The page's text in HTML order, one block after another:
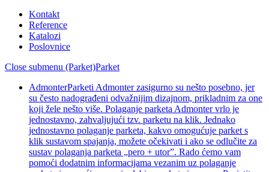
Kontakt
Reference
Katalozi
Poslovnice
Close submenu (Parket)Parket
AdmonterParketi Admonter zasigurno su nešto posebno, jer
su često nadograđeni odvažnijim dizajnom, prikladnim za one
koji žele nešto više. Polaganje parketa Admonter vrlo je
jednostavno, zahvaljujući tzv. parketu na klik. Jednako
jednostavno polaganje parketa, kakvo omogućuje parket s
klik sustavom spajanja, možete očekivati i ako se odlučite za
sustav polaganja parketa „pero + utor”. Rado ćemo vam
pomoći dodatnim informacijama vezanim uz polaganje